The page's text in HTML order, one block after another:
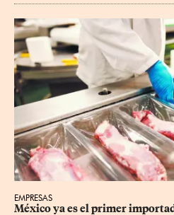
EMPRESAS
México ya es el primer